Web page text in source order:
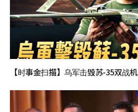
【时事金扫描】乌军击毁苏-35双战机